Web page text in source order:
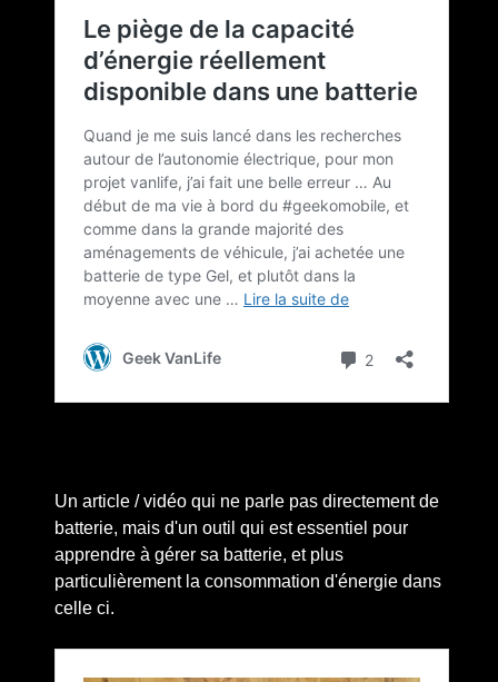
Un article / vidéo qui ne parle pas directement de
batterie, mais d'un outil qui est essentiel pour
apprendre à gérer sa batterie, et plus
particulièrement la consommation d'énergie dans
celle ci.